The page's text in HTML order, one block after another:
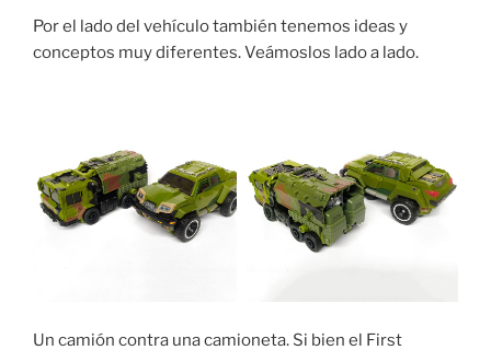
Por el lado del vehículo también tenemos ideas y
conceptos muy diferentes. Veámoslos lado a lado.
Un camión contra una camioneta. Si bien el First